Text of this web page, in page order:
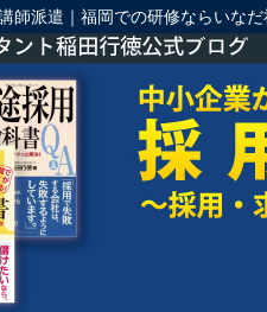
師派遣｜福岡での研修ならいな